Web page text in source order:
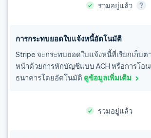
รวมอยู่แล้ว
การกระทบยอดใบแจ้งหนี้อัตโนมัติ
Stripe จะกระทบยอดใบแจ้งหนี้ที่เรียกเก็บ
หน้าด้วยการหักบัญชีแบบ ACH หรือการโอน
ธนาคารโดยอัตโนมัติ ดูข้อมูลเพิ่มเติม
รวมอยู่แล้ว
เขตบริหารพิเศษฮ่องกง ประเทศจีน